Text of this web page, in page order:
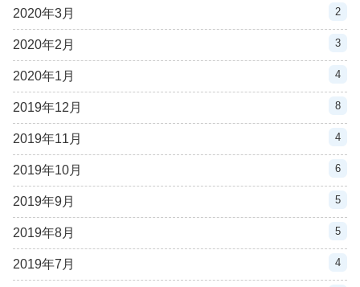
2020年3月 2
2020年2月 3
2020年1月 4
2019年12月 8
2019年11月 4
2019年10月 6
2019年9月 5
2019年8月 5
2019年7月 4